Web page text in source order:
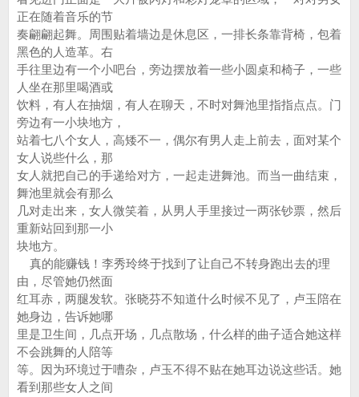
正在随着音乐的节
奏翩翩起舞。周围贴着墙边是休息区，一排长条靠背椅，包着
黑色的人造革。右
手往里边有一个小吧台，旁边摆放着一些小圆桌和椅子，一些
人坐在那里喝酒或
饮料，有人在抽烟，有人在聊天，不时对舞池里指指点点。门
旁边有一小块地方，
站着七八个女人，高矮不一，偶尔有男人走上前去，面对某个
女人说些什么，那
女人就把自己的手递给对方，一起走进舞池。而当一曲结束，
舞池里就会有那么
几对走出来，女人微笑着，从男人手里接过一两张钞票，然后
重新站回到那一小
块地方。
真的能赚钱！李秀玲终于找到了让自己不转身跑出去的理
由，尽管她仍然面
红耳赤，两腿发软。张晓芬不知道什么时候不见了，卢玉陪在
她身边，告诉她哪
里是卫生间，几点开场，几点散场，什么样的曲子适合她这样
不会跳舞的人陪等
等。因为环境过于嘈杂，卢玉不得不贴在她耳边说这些话。她
看到那些女人之间